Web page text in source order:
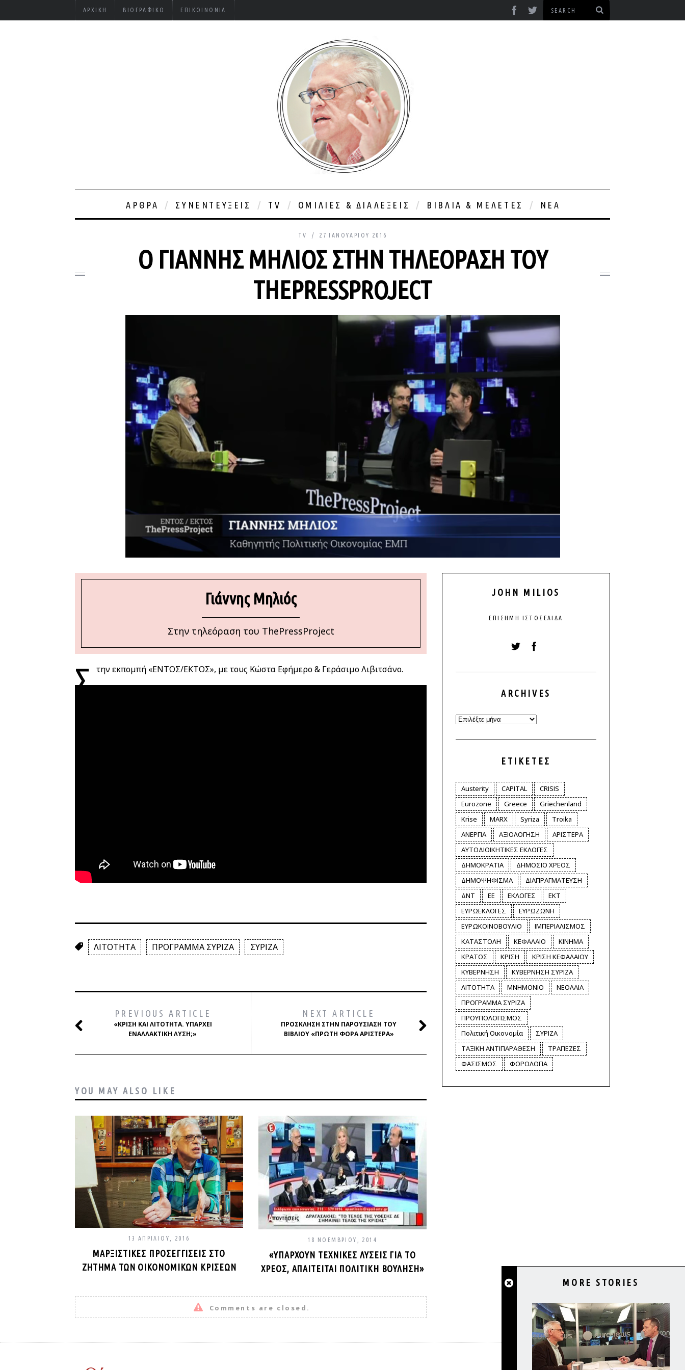
ΑΡΧΙΚΉ ΒΙΟΓΡΑΦΙΚΌ ΕΠΙΚΟΙΝΩΝΊΑ
ΆΡΘΡΑ ΣΥΝΕΝΤΕΎΞΕΙΣ TV ΟΜΙΛΊΕΣ & ΔΙΑΛΈΞΕΙΣ ΒΙΒΛΊΑ & ΜΕΛΈΤΕΣ ΝΈΑ
TV 27 ΙΑΝΟΥΑΡΊΟΥ 2016
Ο ΓΙΆΝΝΗΣ ΜΗΛΙΌΣ ΣΤΗΝ ΤΗΛΕΌΡΑΣΗ ΤΟΥ
THEPRESSPROJECT
Γιάννης Μηλιός
Στην τηλεόραση του ThePressProject
Σ την εκπομπή «ΕΝΤΟΣ/ΕΚΤΟΣ», με τους Κώστα Εφήμερο & Γεράσιμο Λιβιτσάνο.
ΛΙΤΟΤΗΤΑ ΠΡΟΓΡΑΜΜΑ ΣΥΡΙΖΑ ΣΥΡΙΖΑ
PREVIOUS ARTICLE
«ΚΡΊΣΗ ΚΑΙ ΛΙΤΌΤΗΤΑ. ΥΠΆΡΧΕΙ
ΕΝΑΛΛΑΚΤΙΚΉ ΛΎΣΗ;»
NEXT ARTICLE
ΠΡΌΣΚΛΗΣΗ ΣΤΗΝ ΠΑΡΟΥΣΊΑΣΗ ΤΟΥ
ΒΙΒΛΊΟΥ «ΠΡΩΤΗ ΦΟΡΑ ΑΡΙΣΤΕΡΑ»
YOU MAY ALSO LIKE
13 ΑΠΡΙΛΊΟΥ, 2016
ΜΑΡΞΙΣΤΙΚΈΣ ΠΡΟΣΕΓΓΊΣΕΙΣ ΣΤΟ
ΖΉΤΗΜΑ ΤΩΝ ΟΙΚΟΝΟΜΙΚΏΝ ΚΡΊΣΕΩΝ
18 ΝΟΕΜΒΡΊΟΥ, 2014
«ΥΠΆΡΧΟΥΝ ΤΕΧΝΙΚΈΣ ΛΎΣΕΙΣ ΓΙΑ ΤΟ
ΧΡΈΟΣ, ΑΠΑΙΤΕΊΤΑΙ ΠΟΛΙΤΙΚΉ ΒΟΎΛΗΣΗ»
Comments are closed.
JOHN MILIOS
ΕΠΊΣΗΜΗ ΙΣΤΟΣΕΛΊΔΑ
ARCHIVES
Archives
ΕΤΙΚΈΤΕΣ
Austerity CAPITAL
CRISIS
Eurozone
Greece
Griechenland
Krise
MARX Syriza
Troika
ΑΝΕΡΓΙΑ
ΑΞΙΟΛΟΓΗΣΗ
ΑΡΙΣΤΕΡΑ
ΑΥΤΟΔΙΟΙΚΗΤΙΚΕΣ ΕΚΛΟΓΕΣ
ΔΗΜΟΚΡΑΤΙΑ
ΔΗΜΟΣΙΟ ΧΡΕΟΣ
ΔΗΜΟΨΗΦΙΣΜΑ
ΔΙΑΠΡΑΓΜΑΤΕΥΣΗ
ΔΝΤ
ΕΕ ΕΚΛΟΓΕΣ
ΕΚΤ
ΕΥΡΩΕΚΛΟΓΕΣ
ΕΥΡΩΖΩΝΗ
ΕΥΡΩΚΟΙΝΟΒΟΥΛΙΟ
ΙΜΠΕΡΙΑΛΙΣΜΟΣ
ΚΑΤΑΣΤΟΛΗ
ΚΕΦΑΛΑΙΟ
ΚΙΝΗΜΑ
ΚΡΑΤΟΣ
ΚΡΙΣΗ
ΚΡΙΣΗ ΚΕΦΑΛΑΙΟΥ
ΚΥΒΕΡΝΗΣΗ
ΚΥΒΕΡΝΗΣΗ ΣΥΡΙΖΑ
ΛΙΤΟΤΗΤΑ
ΜΝΗΜΟΝΙΟ
ΝΕΟΛΑΙΑ
ΠΡΟΓΡΑΜΜΑ ΣΥΡΙΖΑ
ΠΡΟΥΠΟΛΟΓΙΣΜΟΣ
Πολιτική Οικονομία
ΣΥΡΙΖΑ
ΤΑΞΙΚΗ ΑΝΤΙΠΑΡΑΘΕΣΗ
ΤΡΑΠΕΖΕΣ
ΦΑΣΙΣΜΟΣ
ΦΟΡΟΛΟΓΙΑ
MORE STORIES